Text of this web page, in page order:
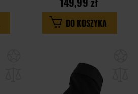
DO KOSZYKA